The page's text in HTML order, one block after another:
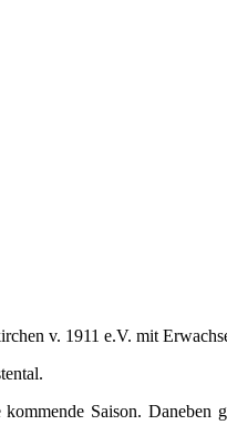
v. 1911 e.V. mit
Saison.